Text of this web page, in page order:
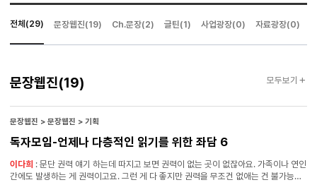
전체(29) 문장웹진(19) Ch.문장(2) 글틴(1) 사업광장(0) 자료광장(0)
문장웹진(19)
문장웹진 > 문장웹진 > 기획
독자모임-언제나 다층적인 읽기를 위한 좌담 6
이다희 : 문단 권력 얘기 하는데 따지고 보면 권력이 없는 곳이 없잖아요. 가족이나 연인
간에도 발생하는 게 권력이고요. 그런 게 다 좋지만 권력을 무조건 없애는 건 불가능한
문장웹진
모두보기